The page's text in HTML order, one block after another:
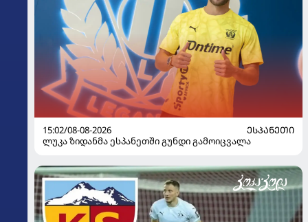
15:02/08-08-2026
ᲔᲡᲞᲐᲜᲔᲗᲘ
ლუკა ზიდანმა ესპანეთში გუნდი გამოიცვალა